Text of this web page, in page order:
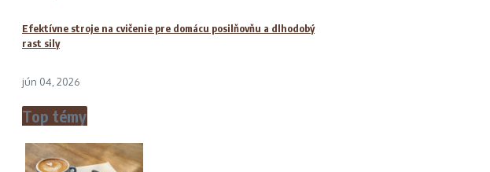
Efektívne stroje na cvičenie pre domácu posilňovňu a dlhodobý
rast sily
jún 04, 2026
Top témy